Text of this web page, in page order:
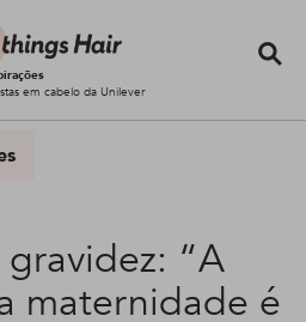
em cabelo da Unilever
“A
maternidade é